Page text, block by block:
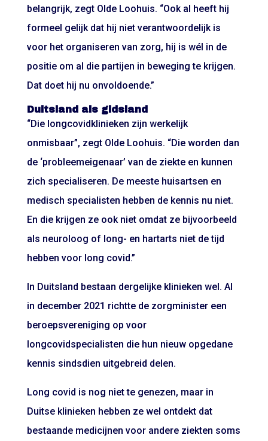
belangrijk, zegt Olde Loohuis. “Ook al heeft hij
formeel gelijk dat hij niet verantwoordelijk is
voor het organiseren van zorg, hij is wél in de
positie om al die partijen in beweging te krijgen.
Dat doet hij nu onvoldoende.”
Duitsland als gidsland
“Die longcovidklinieken zijn werkelijk
onmisbaar”, zegt Olde Loohuis. “Die worden dan
de ‘probleemeigenaar’ van de ziekte en kunnen
zich specialiseren. De meeste huisartsen en
medisch specialisten hebben de kennis nu niet.
En die krijgen ze ook niet omdat ze bijvoorbeeld
als neuroloog of long- en hartarts niet de tijd
hebben voor long covid.”
In Duitsland bestaan dergelijke klinieken wel. Al
in december 2021 richtte de zorgminister een
beroepsvereniging op voor
longcovidspecialisten die hun nieuw opgedane
kennis sindsdien uitgebreid delen.
Long covid is nog niet te genezen, maar in
Duitse klinieken hebben ze wel ontdekt dat
bestaande medicijnen voor andere ziekten soms